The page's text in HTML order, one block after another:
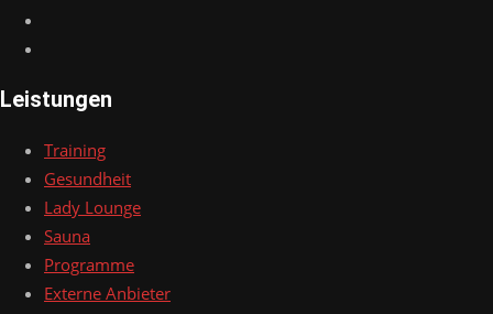
Leistungen
Training
Gesundheit
Lady Lounge
Sauna
Programme
Externe Anbieter